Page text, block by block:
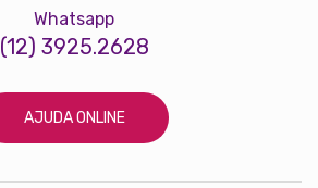
Whatsapp
(12) 3925.2628
AJUDA ONLINE